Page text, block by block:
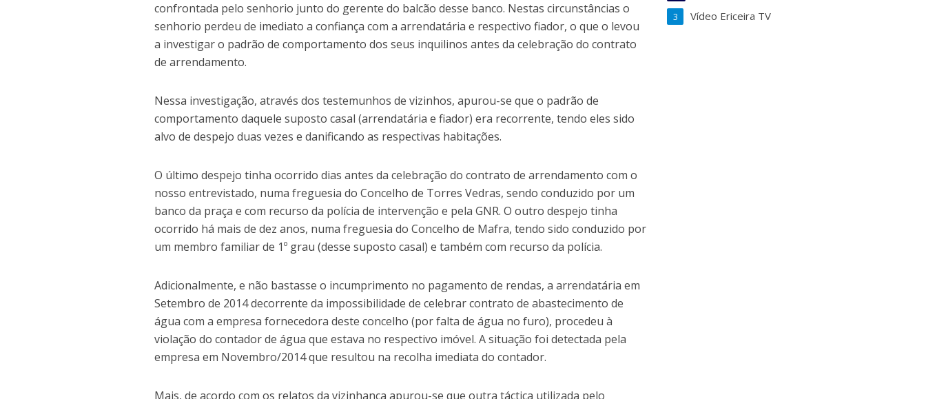
confrontada pelo senhorio junto do gerente do balcão desse banco. Nestas circunstâncias o
senhorio perdeu de imediato a confiança com a arrendatária e respectivo fiador, o que o levou
a investigar o padrão de comportamento dos seus inquilinos antes da celebração do contrato
de arrendamento.
Nessa investigação, através dos testemunhos de vizinhos, apurou-se que o padrão de
comportamento daquele suposto casal (arrendatária e fiador) era recorrente, tendo eles sido
alvo de despejo duas vezes e danificando as respectivas habitações.
O último despejo tinha ocorrido dias antes da celebração do contrato de arrendamento com o
nosso entrevistado, numa freguesia do Concelho de Torres Vedras, sendo conduzido por um
banco da praça e com recurso da polícia de intervenção e pela GNR. O outro despejo tinha
ocorrido há mais de dez anos, numa freguesia do Concelho de Mafra, tendo sido conduzido por
um membro familiar de 1º grau (desse suposto casal) e também com recurso da polícia.
Adicionalmente, e não bastasse o incumprimento no pagamento de rendas, a arrendatária em
Setembro de 2014 decorrente da impossibilidade de celebrar contrato de abastecimento de
água com a empresa fornecedora deste concelho (por falta de água no furo), procedeu à
violação do contador de água que estava no respectivo imóvel. A situação foi detectada pela
empresa em Novembro/2014 que resultou na recolha imediata do contador.
Mais, de acordo com os relatos da vizinhança apurou-se que outra táctica utilizada pelo
Vídeo Ericeira TV
3